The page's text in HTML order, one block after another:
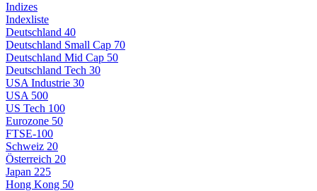
Indizes
Indexliste
Deutschland 40
Deutschland Small Cap 70
Deutschland Mid Cap 50
Deutschland Tech 30
USA Industrie 30
USA 500
US Tech 100
Eurozone 50
FTSE-100
Schweiz 20
Österreich 20
Japan 225
Hong Kong 50